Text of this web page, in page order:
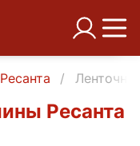
Ресанта